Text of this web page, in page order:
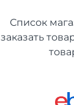
Список
заказать